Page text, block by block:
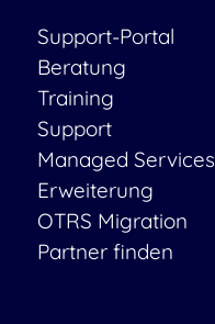
Support-Portal
Beratung
Training
Support
Managed Services
Erweiterung
OTRS Migration
Partner finden